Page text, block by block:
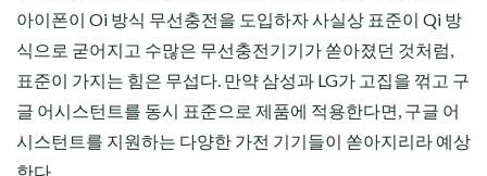
아이폰이 Oi 방식 무선충전을 도입하자 사실상 표준이 Qi 방
식으로 굳어지고 수많은 무선충전기기가 쏟아졌던 것처럼,
표준이 가지는 힘은 무섭다. 만약 삼성과 LG가 고집을 꺾고 구
글 어시스턴트를 동시 표준으로 제품에 적용한다면, 구글 어
시스턴트를 지원하는 다양한 가전 기기들이 쏟아지리라 예상
한다.